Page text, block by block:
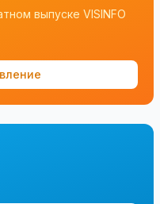
выпуске VISINFO